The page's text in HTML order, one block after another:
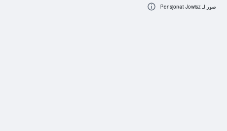
صور لـ Pensjonat Jowisz